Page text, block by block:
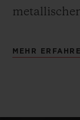
MEHR